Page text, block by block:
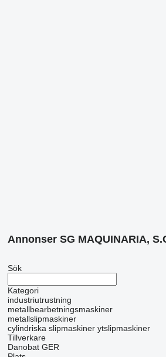
Annonser SG MAQUINARIA,
Sök
Kategori
industriutrustning
metallbearbetningsmaskiner
metallslipmaskiner
cylindriska slipmaskiner ytslipmaskiner
Tillverkare
Danobat GER